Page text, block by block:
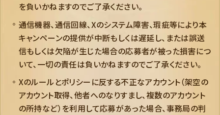
を負いかねますのでご了承ください。
通信機器、通信回線、Xのシステム障害、瑕疵等により本
キャンペーンの提供が中断もしくは遅延し、または誤送
信もしくは欠陥が生じた場合の応募者が被った損害につ
いて、一切の責任は負いかねますのでご了承ください。
Xのルールとポリシーに反する不正なアカウント（架空の
アカウント取得、他者へのなりすまし、複数のアカウント
の所持など）を利用して応募があった場合、事務局の判